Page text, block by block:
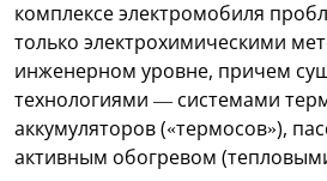
комплексе электромобиля
только электрохимическими
инженерном уровне, причем
технологиями — системами
аккумуляторов («термосов»),
активным обогревом